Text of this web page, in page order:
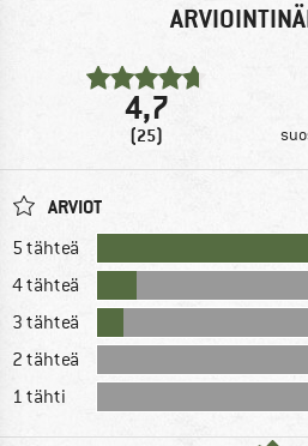
4,7
(25)
ARVIOT
5 tähteä
4 tähteä
3 tähteä
2 tähteä
1 tähti